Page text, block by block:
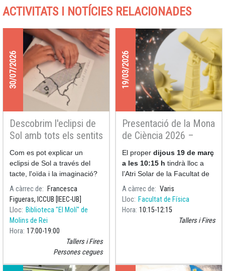
ACTIVITATS I NOTÍCIES RELACIONADES
30/07/2026
Descobrim l'eclipsi de
Sol amb tots els sentits
Com es pot explicar un
eclipsi de Sol a través del
tacte, l'oïda i la imaginació?
A càrrec de
Francesca
Figueras, ICCUB [IEEC-UB]
Lloc Biblioteca "El Molí" de
Molins de Rei
Hora 17:00 19:00
Tallers i Fires
Persones cegues
19/03/2026
Presentació de la Mona
de Ciència 2026 –
Astronomia
El proper dijous 19 de març
a les 10:15 h tindrà lloc a
l’Atri Solar de la Facultat de
Física de la Universitat de
Barcelona la presentació de
la
A càrrec de
Varis
Lloc Facultat de Física
Hora 10:15 12:15
Tallers i Fires